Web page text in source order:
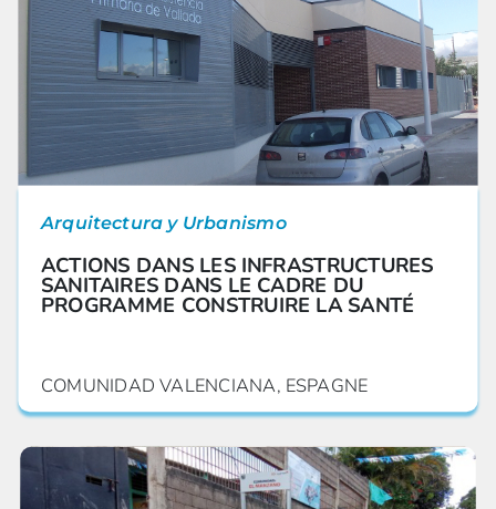
Arquitectura y Urbanismo
ACTIONS DANS LES INFRASTRUCTURES
SANITAIRES DANS LE CADRE DU
PROGRAMME CONSTRUIRE LA SANTÉ
COMUNIDAD VALENCIANA, ESPAGNE